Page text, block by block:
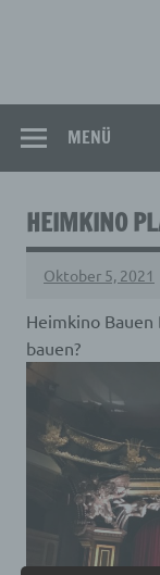
MENÜ
HEIMKINO
Oktober 5, 2021
Heimkino Bauen
bauen?